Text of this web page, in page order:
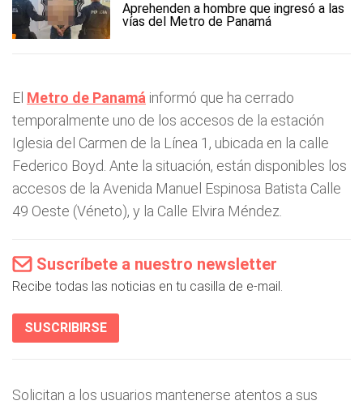
Aprehenden a hombre que ingresó a las
vías del Metro de Panamá
El Metro de Panamá informó que ha cerrado
temporalmente uno de los accesos de la estación
Iglesia del Carmen de la Línea 1, ubicada en la calle
Federico Boyd. Ante la situación, están disponibles los
accesos de la Avenida Manuel Espinosa Batista Calle
49 Oeste (Véneto), y la Calle Elvira Méndez.
Suscríbete a nuestro newsletter
Recibe todas las noticias en tu casilla de e-mail.
SUSCRIBIRSE
Solicitan a los usuarios mantenerse atentos a sus